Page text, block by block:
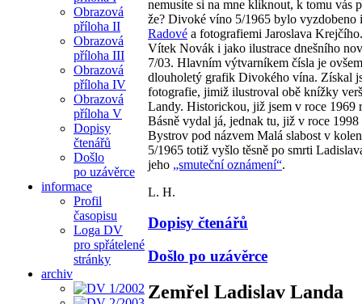
Obrazová
příloha II
Obrazová
příloha III
Obrazová
příloha IV
Obrazová
příloha V
Dopisy
čtenářů
Došlo
po uzávěrce
informace
Profil
časopisu
Loga DV
pro spřátelené
stránky
archiv
nemusíte si na mne kliknout, k tomu vás
že? Divoké víno 5/1965 bylo vyzdobeno
Radové a fotografiemi Jaroslava
Vítek Novák i jako ilustrace dnešního
7/03. Hlavním výtvarníkem čísla je
dlouholetý grafik Divokého vína. Získal
fotografie, jimiž ilustroval obě knížky
Landy. Historickou, již jsem v roce 1969
Básně vydal já, jednak tu, již v roce
Bystrov pod názvem Malá slabost v
5/1965 totiž vyšlo těsně po smrti
jeho „smuteční oznámení“.
L. H.
Dopisy čtenářů
Došlo po uzávěrce
Zemřel Ladislav Landa